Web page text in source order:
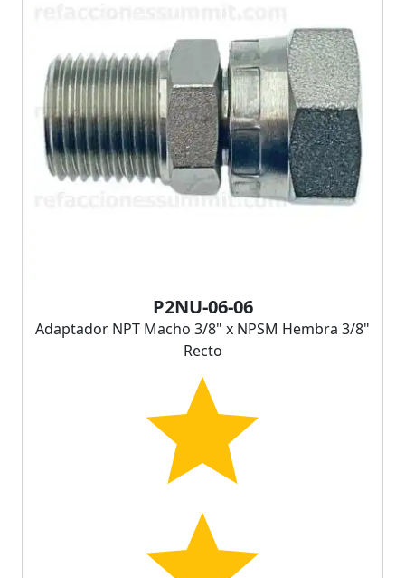
P2NU-06-06
Adaptador NPT Macho 3/8" x NPSM Hembra 3/8"
Recto